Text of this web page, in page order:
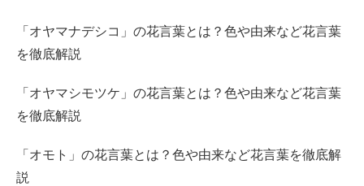
「オヤマナデシコ」の花言葉とは？色や由来など花言葉
を徹底解説
「オヤマシモツケ」の花言葉とは？色や由来など花言葉
を徹底解説
「オモト」の花言葉とは？色や由来など花言葉を徹底解
説